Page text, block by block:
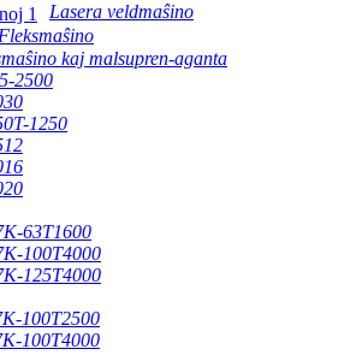
Lasera veldmaŝino
Fleksmaŝino
kaj malsupren-aganta
2500
1250
63T1600
100T4000
125T4000
100T2500
100T4000